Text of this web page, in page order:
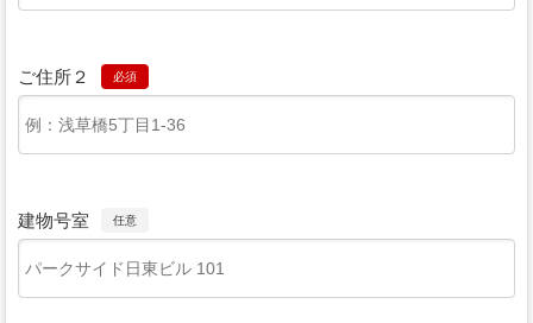
ご住所２ 必須
建物号室 任意